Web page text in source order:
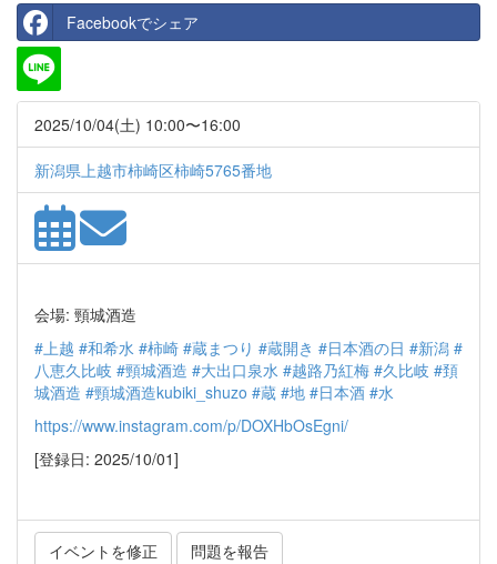
Facebookでシェア
2025/10/04(土) 10:00〜16:00
新潟県上越市柿崎区柿崎5765番地
会場: 頸城酒造
#上越 #和希水 #柿崎 #蔵まつり #蔵開き #日本酒の日 #新潟 #
八恵久比岐 #頸城酒造 #大出口泉水 #越路乃紅梅 #久比岐 #頚
城酒造 #頸城酒造kubiki_shuzo #蔵 #地 #日本酒 #水
https://www.instagram.com/p/DOXHbOsEgni/
[登録日: 2025/10/01]
イベントを修正 問題を報告